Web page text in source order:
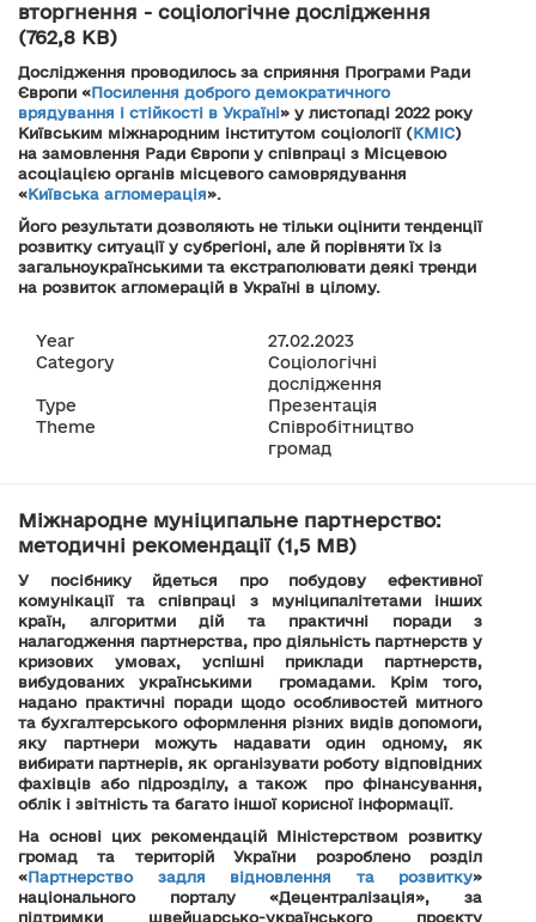
вторгнення - соціологічне дослідження
(762,8 KB)
Дослідження проводилось за сприяння Програми Ради
Європи «Посилення доброго демократичного
врядування і стійкості в Україні» у листопаді 2022 року
Київським міжнародним інститутом соціології (КМІС)
на замовлення Ради Європи у співпраці з Місцевою
асоціацією органів місцевого самоврядування
«Київська агломерація».
Його результати дозволяють не тільки оцінити тенденції
розвитку ситуації у субрегіоні, але й порівняти їх із
загальноукраїнськими та екстраполювати деякі тренди
на розвиток агломерацій в Україні в цілому.
Year
27.02.2023
Category
Соціологічні
дослідження
Type
Презентація
Theme
Співробітництво
громад
Міжнародне муніципальне партнерство:
методичні рекомендації (1,5 MB)
У посібнику йдеться про побудову ефективної
комунікації та співпраці з муніципалітетами інших
країн, алгоритми дій та практичні поради з
налагодження партнерства, про діяльність партнерств у
кризових умовах, успішні приклади партнерств,
вибудованих українськими громадами. Крім того,
надано практичні поради щодо особливостей митного
та бухгалтерського оформлення різних видів допомоги,
яку партнери можуть надавати один одному, як
вибирати партнерів, як організувати роботу відповідних
фахівців або підрозділу, а також про фінансування,
облік і звітність та багато іншої корисної інформації.
На основі цих рекомендацій Міністерством розвитку
громад та територій України розроблено розділ
«Партнерство задля відновлення та розвитку»
національного порталу «Децентралізація», за
підтримки швейцарсько-українського проєкту